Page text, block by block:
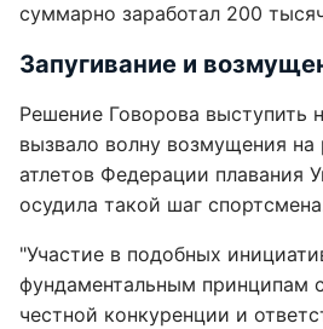
суммарно заработал 200
Запугивание и
Решение Говорова выступить
вызвало волну возмущения
атлетов Федерации плавания
осудила такой шаг
"Участие в подобных
фундаментальным принципам
честной конкуренции и